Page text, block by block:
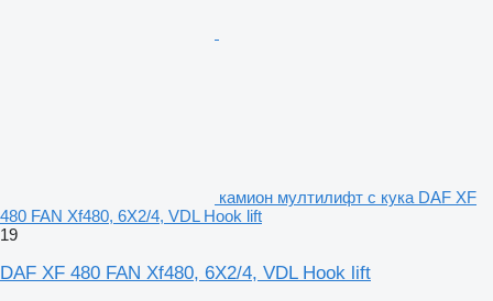
камион мултилифт с кука DAF XF
480 FAN Xf480, 6X2/4, VDL Hook lift
19
DAF XF 480 FAN Xf480, 6X2/4, VDL Hook lift